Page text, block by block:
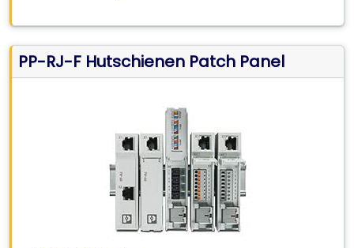
PP-RJ-F Hutschienen Patch Panel